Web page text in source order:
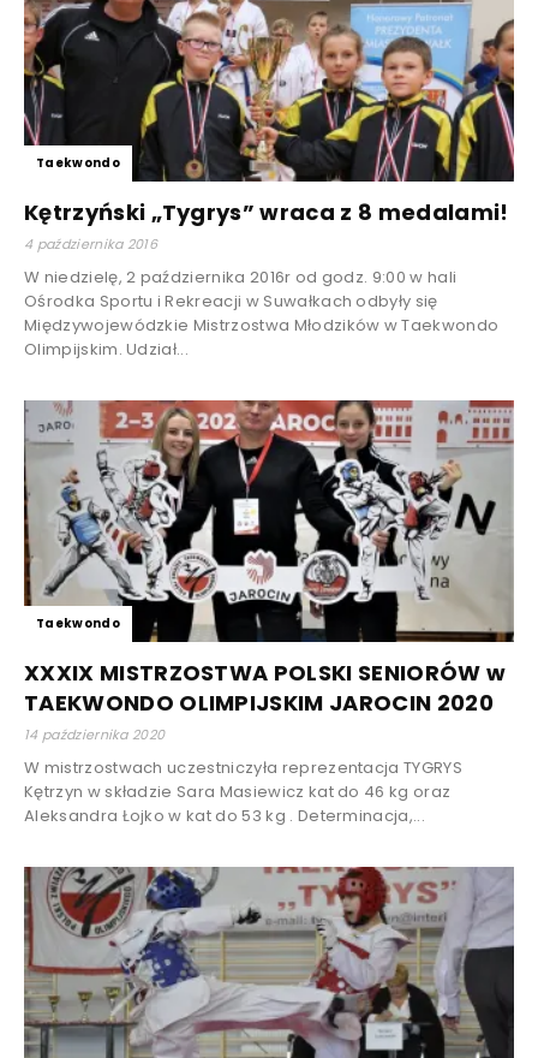
Taekwondo
Kętrzyński „Tygrys” wraca z 8 medalami!
4 października 2016
W niedzielę, 2 października 2016r od godz. 9:00 w hali
Ośrodka Sportu i Rekreacji w Suwałkach odbyły się
Międzywojewódzkie Mistrzostwa Młodzików w Taekwondo
Olimpijskim. Udział...
Taekwondo
XXXIX MISTRZOSTWA POLSKI SENIORÓW w
TAEKWONDO OLIMPIJSKIM JAROCIN 2020
14 października 2020
W mistrzostwach uczestniczyła reprezentacja TYGRYS
Kętrzyn w składzie Sara Masiewicz kat do 46 kg oraz
Aleksandra Łojko w kat do 53 kg . Determinacja,...